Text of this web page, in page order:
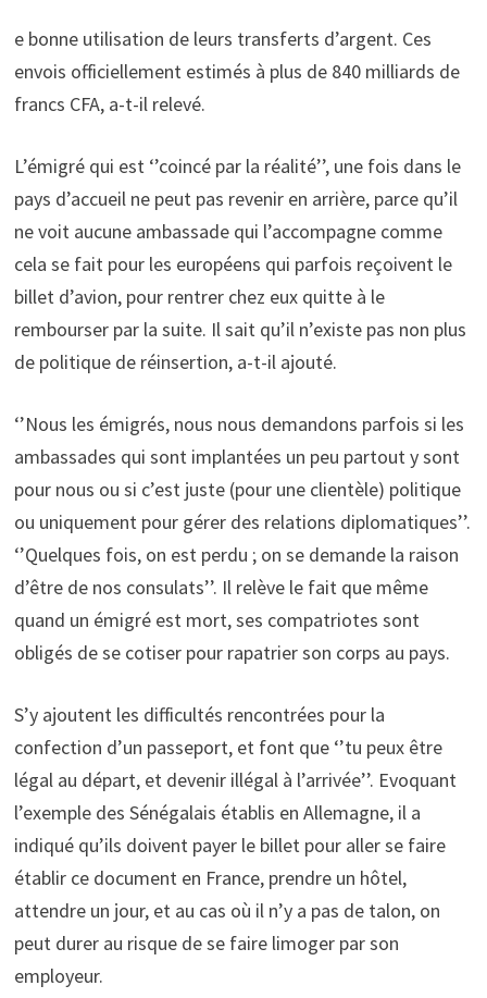
e bonne utilisation de leurs transferts d’argent. Ces
envois officiellement estimés à plus de 840 milliards de
francs CFA, a-t-il relevé.
L’émigré qui est ‘’coincé par la réalité’’, une fois dans le
pays d’accueil ne peut pas revenir en arrière, parce qu’il
ne voit aucune ambassade qui l’accompagne comme
cela se fait pour les européens qui parfois reçoivent le
billet d’avion, pour rentrer chez eux quitte à le
rembourser par la suite. Il sait qu’il n’existe pas non plus
de politique de réinsertion, a-t-il ajouté.
‘’Nous les émigrés, nous nous demandons parfois si les
ambassades qui sont implantées un peu partout y sont
pour nous ou si c’est juste (pour une clientèle) politique
ou uniquement pour gérer des relations diplomatiques’’.
‘’Quelques fois, on est perdu ; on se demande la raison
d’être de nos consulats’’. Il relève le fait que même
quand un émigré est mort, ses compatriotes sont
obligés de se cotiser pour rapatrier son corps au pays.
S’y ajoutent les difficultés rencontrées pour la
confection d’un passeport, et font que ‘’tu peux être
légal au départ, et devenir illégal à l’arrivée’’. Evoquant
l’exemple des Sénégalais établis en Allemagne, il a
indiqué qu’ils doivent payer le billet pour aller se faire
établir ce document en France, prendre un hôtel,
attendre un jour, et au cas où il n’y a pas de talon, on
peut durer au risque de se faire limoger par son
employeur.